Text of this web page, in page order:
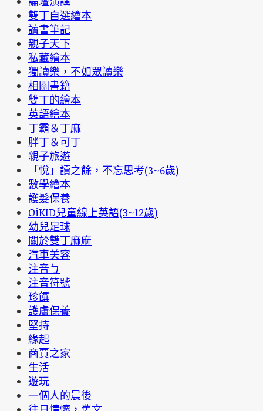
雙丁自選繪本
讀書筆記
親子天下
私藏繪本
獨讀樂，不如眾讀樂
相關書籍
雙丁的繪本
英語繪本
丁霸＆丁麻
胖丁＆可丁
親子旅遊
「悅」讀之餘，不忘思考(3~6歲)
數學繪本
護髮保養
OiKID兒童線上英語(3~12歲)
幼兒足球
關於雙丁麻麻
汽車美容
注音ㄅ
注音符號
珍饌
護膚保養
堅持
緣起
商賈之家
生活
遊玩
一個人的晨後